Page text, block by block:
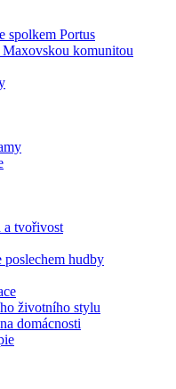
spolkem Portus
Maxovskou komunitou
a tvořivost
poslechem hudby
životního stylu
domácnosti